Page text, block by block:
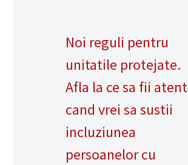
Noi reguli pentru
unitatile protejate.
Afla la ce sa fii atent
cand vrei sa sustii
incluziunea
persoanelor cu